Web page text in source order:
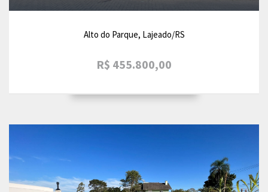
Alto do Parque, Lajeado/RS
R$ 455.800,00